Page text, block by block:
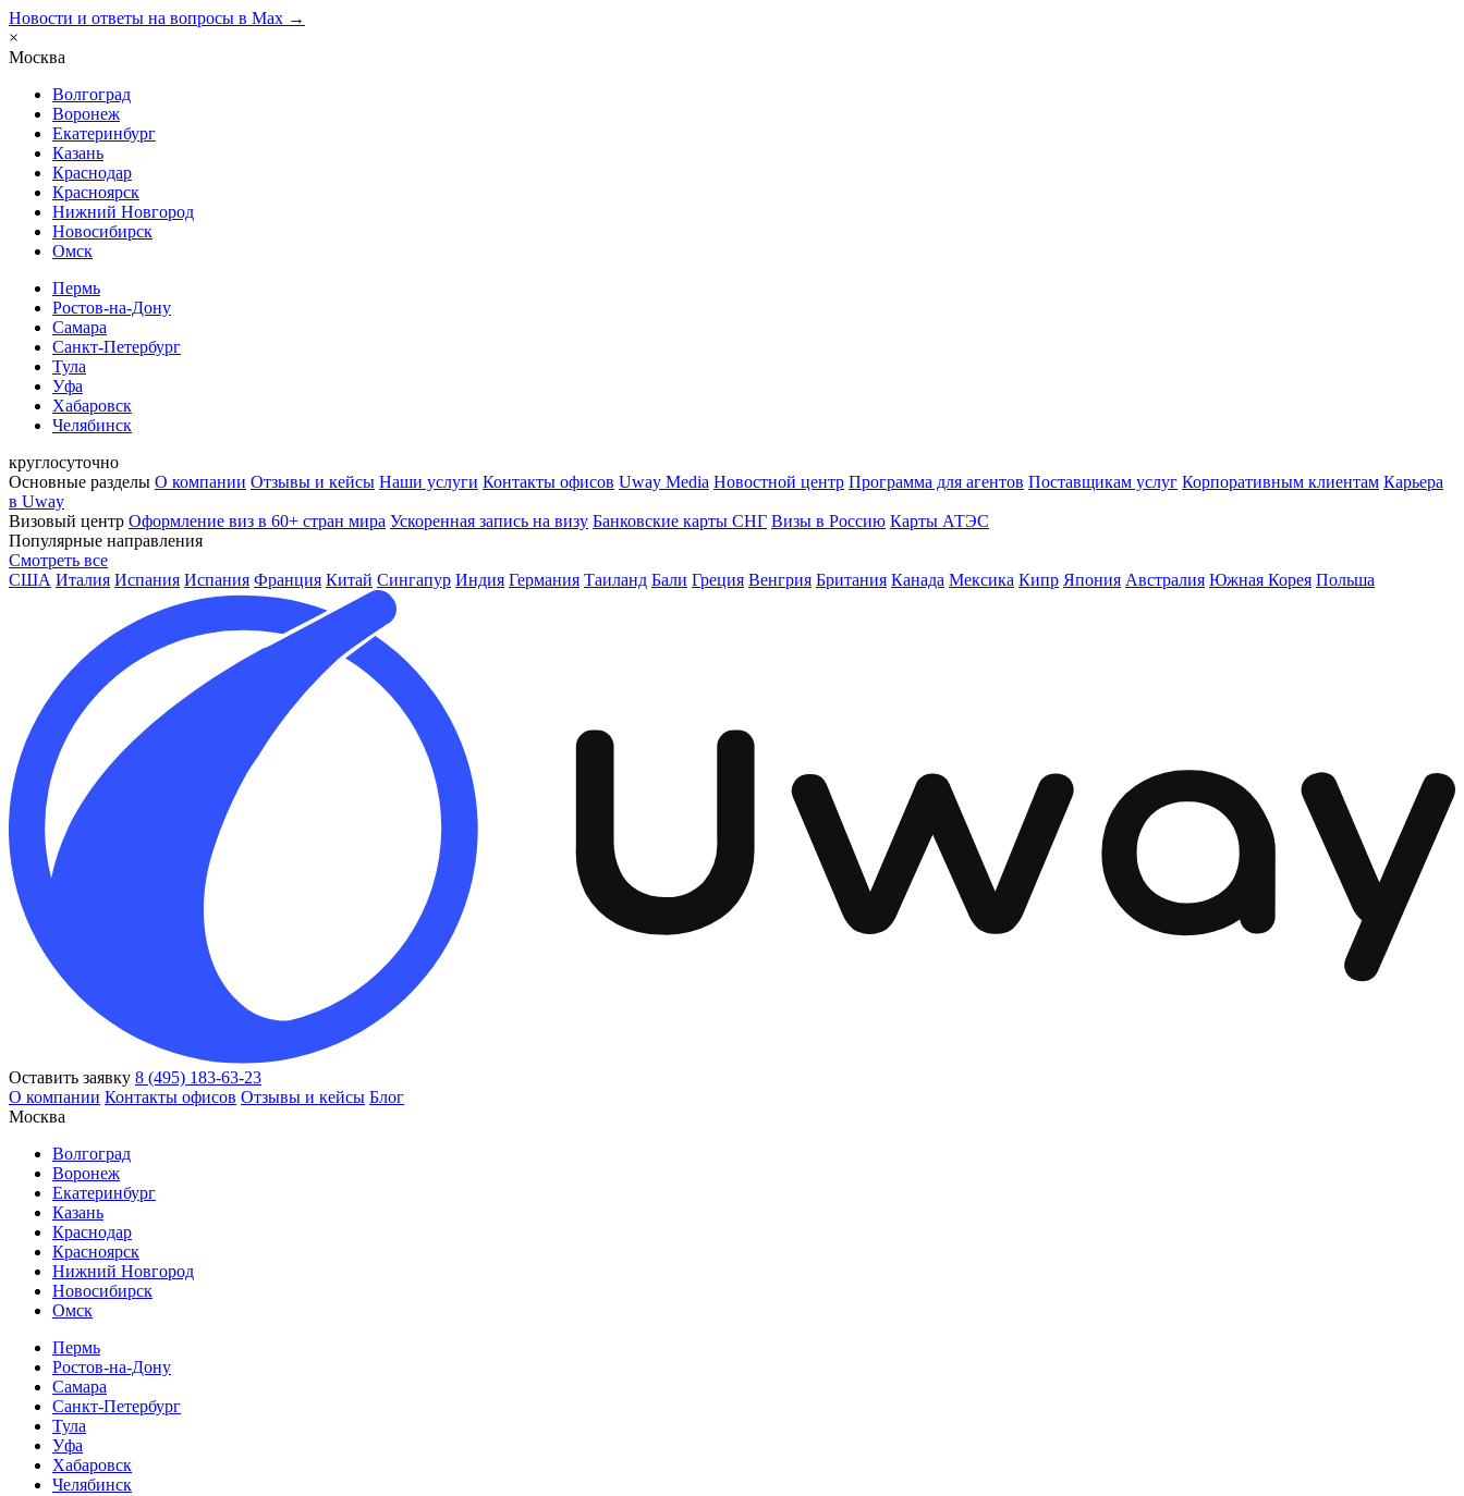
Новости и ответы на вопросы в Max →
×
Москва
Волгоград
Воронеж
Екатеринбург
Казань
Краснодар
Красноярск
Нижний Новгород
Новосибирск
Омск
Пермь
Ростов-на-Дону
Самара
Санкт-Петербург
Тула
Уфа
Хабаровск
Челябинск
круглосуточно
Основные разделы О компании Отзывы и кейсы Наши услуги Контакты офисов Uway Media Новостной центр Программа для агентов Поставщикам услуг Корпоративным клиентам Карьера
в Uway
Визовый центр Оформление виз в 60+ стран мира Ускоренная запись на визу Банковские карты СНГ Визы в Россию Карты АТЭС
Популярные направления
Смотреть все
США Италия Испания Испания Франция Китай Сингапур Индия Германия Таиланд Бали Греция Венгрия Британия Канада Мексика Кипр Япония Австралия Южная Корея Польша
Оставить заявку 8 (495) 183-63-23
О компании Контакты офисов Отзывы и кейсы Блог
Москва
Волгоград
Воронеж
Екатеринбург
Казань
Краснодар
Красноярск
Нижний Новгород
Новосибирск
Омск
Пермь
Ростов-на-Дону
Самара
Санкт-Петербург
Тула
Уфа
Хабаровск
Челябинск